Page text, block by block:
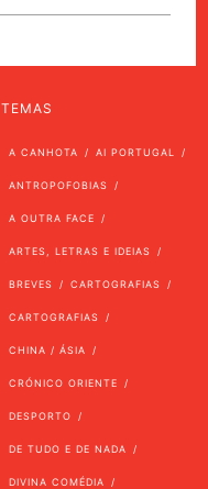
TEMAS
A CANHOTA AI PORTUGAL
ANTROPOFOBIAS
A OUTRA FACE
ARTES, LETRAS E IDEIAS
BREVES CARTOGRAFIAS
CARTOGRAFIAS
CHINA / ÁSIA
CRÓNICO ORIENTE
DESPORTO
DE TUDO E DE NADA
DIVINA COMÉDIA